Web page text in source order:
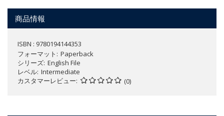
商品情報
ISBN : 9780194144353
フォーマット
Paperback
シリーズ English File
レベル Intermediate
カスタマーレビュー
(0)